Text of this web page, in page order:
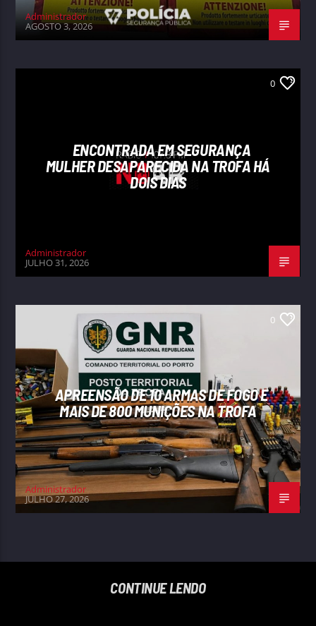
Administrador
AGOSTO 3, 2026
0
ENCONTRADA EM SEGURANÇA
MULHER DESAPARECIDA NA TROFA HÁ
DOIS DIAS
Administrador
JULHO 31, 2026
0
APREENSÃO DE 10 ARMAS DE FOGO E
MAIS DE 800 MUNIÇÕES NA TROFA
Administrador
JULHO 27, 2026
CONTINUE LENDO